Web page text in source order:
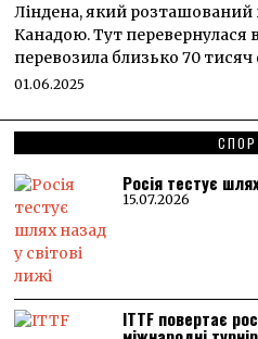
Ліндена, який розташований
Канадою. Тут перевернулася
перевозила близько 70 тисяч
01.06.2025
Росія тестує
15.07.2026
ITTF повертає